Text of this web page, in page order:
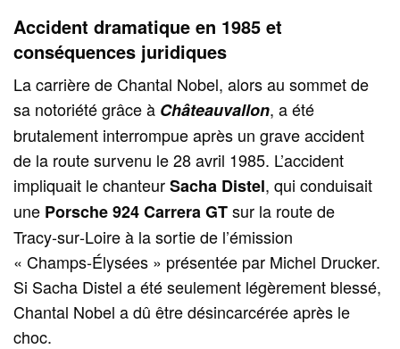
Accident dramatique en 1985 et
conséquences juridiques
La carrière de Chantal Nobel, alors au sommet de
sa notoriété grâce à Châteauvallon, a été
brutalement interrompue après un grave accident
de la route survenu le 28 avril 1985. L’accident
impliquait le chanteurSacha Distel, qui conduisait
une Porsche 924 Carrera GTsur la route de
Tracy‑sur‑Loire à la sortie de l’émission
« Champs‑Élysées » présentée par Michel Drucker.
Si Sacha Distel a été seulement légèrement blessé,
Chantal Nobel a dû être désincarcérée après le
choc.